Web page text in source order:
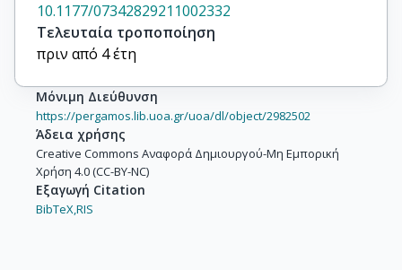
10.1177/07342829211002332
Τελευταία τροποποίηση
πριν από 4 έτη
Μόνιμη Διεύθυνση
https://pergamos.lib.uoa.gr/uoa/dl/object/2982502
Άδεια χρήσης
Creative Commons Αναφορά Δημιουργού-Μη Εμπορική
Χρήση 4.0 (CC-BY-NC)
Εξαγωγή Citation
BibTeX,RIS